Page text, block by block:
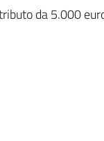
da 5.000